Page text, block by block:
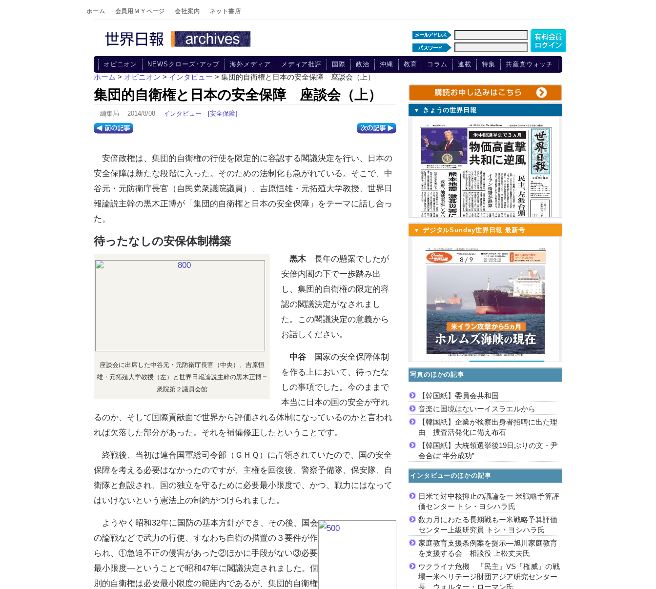
ホーム 会員用ＭＹページ 会社案内 ネット書店
オピニオン NEWSクローズ･アップ 海外メディア メディア批評 国際 政治 沖縄 教育 コラム 連載 特集 共産党ウォッチ
ホーム > オピニオン > インタビュー > 集団的自衛権と日本の安全保障 座談会（上）
集団的自衛権と日本の安全保障 座談会（上）
編集局 2014/8/08 インタビュー [安全保障]
安倍政権は、集団的自衛権の行使を限定的に容認する閣議決定を行い、日本の
安全保障は新たな段階に入った。そのための法制化も急がれている。そこで、中
谷元・元防衛庁長官（自民党衆議院議員）、吉原恒雄・元拓殖大学教授、世界日
報論説主幹の黒木正博が「集団的自衛権と日本の安全保障」をテーマに話し合っ
た。
待ったなしの安保体制構築
座談会に出席した中谷元・元防衛庁長官（中央）、吉原恒
雄・元拓殖大学教授（左）と世界日報論説主幹の黒木正博＝
衆院第２議員会館
黒木長年の懸案でしたが
安倍内閣の下で一歩踏み出
し、集団的自衛権の限定的容
認の閣議決定がなされまし
た。この閣議決定の意義から
お話しください。
中谷 国家の安全保障体制
を作る上において、待ったな
しの事項でした。今のままで
本当に日本の国の安全が守れ
るのか、そして国際貢献面で世界から評価される体制になっているのかと言われ
れば欠落した部分があった。それを補備修正したということです。
終戦後、当初は連合国軍総司令部（ＧＨＱ）に占領されていたので、国の安全
保障を考える必要はなかったのですが、主権を回復後、警察予備隊、保安隊、自
衛隊と創設され、国の独立を守るために必要最小限度で、かつ、戦力にはなって
はいけないという憲法上の制約がつけられました。
ようやく昭和32年に国防の基本方針ができ、その後、国会
の論戦などで武力の行使、すなわち自衛の措置の３要件が作
られ、①急迫不正の侵害があった②ほかに手段がない③必要
最小限度―ということで昭和47年に閣議決定されました。個
別的自衛権は必要最小限度の範囲内であるが、集団的自衛権
▼ きょうの世界日報
▼ デジタルSunday世界日報 最新号
写真のほかの記事
【韓国紙】委員会共和国
音楽に国境はないーイスラエルから
【韓国紙】企業が検察出身者招聘に出た理
由 捜査活発化に備え布石
【韓国紙】大統領選挙後19日ぶりの文・尹
会合は“半分成功”
インタビューのほかの記事
日米で対中核抑止の議論をー 米戦略予算評
価センター トシ・ヨシハラ氏
数カ月にわたる長期戦もー米戦略予算評価
センター上級研究員 トシ・ヨシハラ氏
家庭教育支援条例案を提示―旭川家庭教育
を支援する会 相談役 上松丈夫氏
ウクライナ危機 「民主」VS「権威」の戦
場ー米ヘリテージ財団アジア研究センター
長 ウォルター・ローマン氏